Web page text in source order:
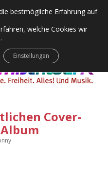
Menü
Chilling
Disco
Disco
Cover-
bestmögliche Erfahrung auf
welche Cookies wir
Einstellungen